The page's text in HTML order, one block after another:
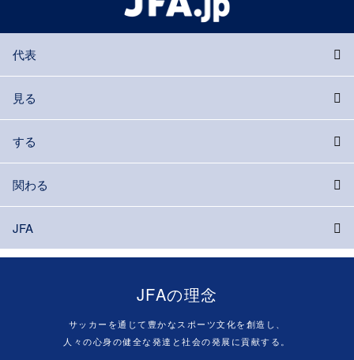
代表
見る
する
関わる
JFA
JFAの理念
サッカーを通じて豊かなスポーツ文化を創造し、
人々の心身の健全な発達と社会の発展に貢献する。